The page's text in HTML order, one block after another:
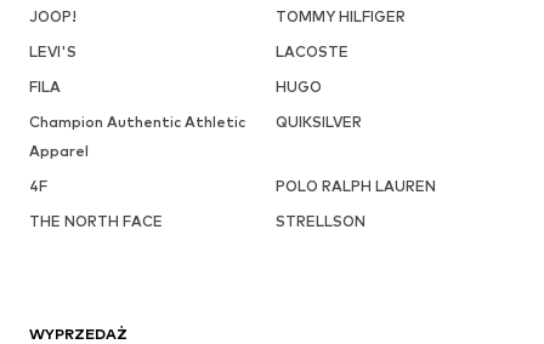
JOOP!
TOMMY HILFIGER
LEVI'S
LACOSTE
FILA
HUGO
Champion Authentic Athletic
Apparel
QUIKSILVER
4F
POLO RALPH LAUREN
THE NORTH FACE
STRELLSON
WYPRZEDAŻ